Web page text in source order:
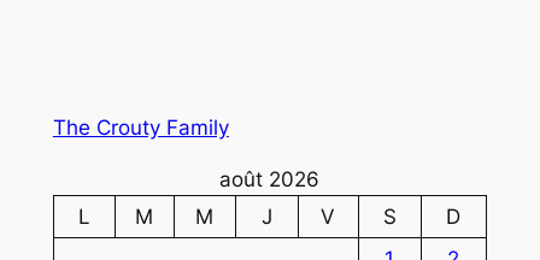
The Crouty Family
août 2026
L
M M J V S
D